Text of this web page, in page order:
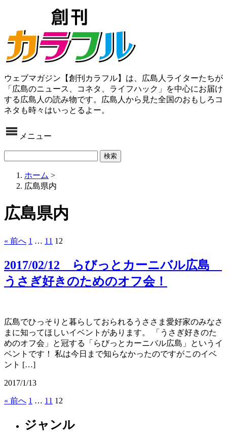
ウェブマガジン【創刊カラフル】は、広島人ライターたちが
「広島のニュース、コネタ、ライフハック」を中心にお届け
する広島人の読み物です。広島人から見た全国のおもしろコ
ネタも時々はいっとるよー。
メニュー
ホーム >
広島県内
広島県内
« 前へ 1 … 11 12
2017/02/12 らびっとカーニバル広島
うさぎ好きのためのオフ会！
広島でひっそりと暮らしておられるうささま愛好家のみなさ
まに知ってほしいイベントがあります。 「うさぎ好きのた
めのオフ会」と冠する「らびっとカーニバル広島」というイ
ベントです！ 私は今日まで知らなかったのですがこのイベ
ント […]
2017/1/13
« 前へ 1 … 11 12
ジャンル